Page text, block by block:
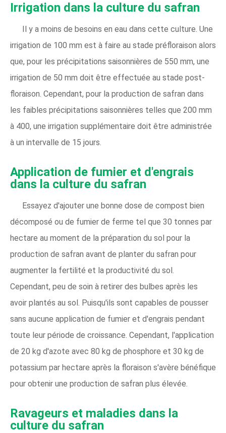
Irrigation dans la culture du safran
Il y a moins de besoins en eau dans cette culture. Une
irrigation de 100 mm est à faire au stade préfloraison alors
que, pour les précipitations saisonnières de 550 mm, une
irrigation de 50 mm doit être effectuée au stade post-
floraison. Cependant, pour la production de safran dans
les faibles précipitations saisonnières telles que 200 mm
à 400, une irrigation supplémentaire doit être administrée
à un intervalle de 15 jours.
Application de fumier et d'engrais
dans la culture du safran
Essayez d'ajouter une bonne dose de compost bien
décomposé ou de fumier de ferme tel que 30 tonnes par
hectare au moment de la préparation du sol pour la
production de safran avant de planter du safran pour
augmenter la fertilité et la productivité du sol.
Cependant, peu de soin à retirer des bulbes après les
avoir plantés au sol. Puisqu'ils sont capables de pousser
sans aucune application de fumier et d'engrais pendant
toute leur période de croissance. Cependant, l'application
de 20 kg d'azote avec 80 kg de phosphore et 30 kg de
potassium par hectare après la floraison s'avère bénéfique
pour obtenir une production de safran plus élevée.
Ravageurs et maladies dans la
culture du safran